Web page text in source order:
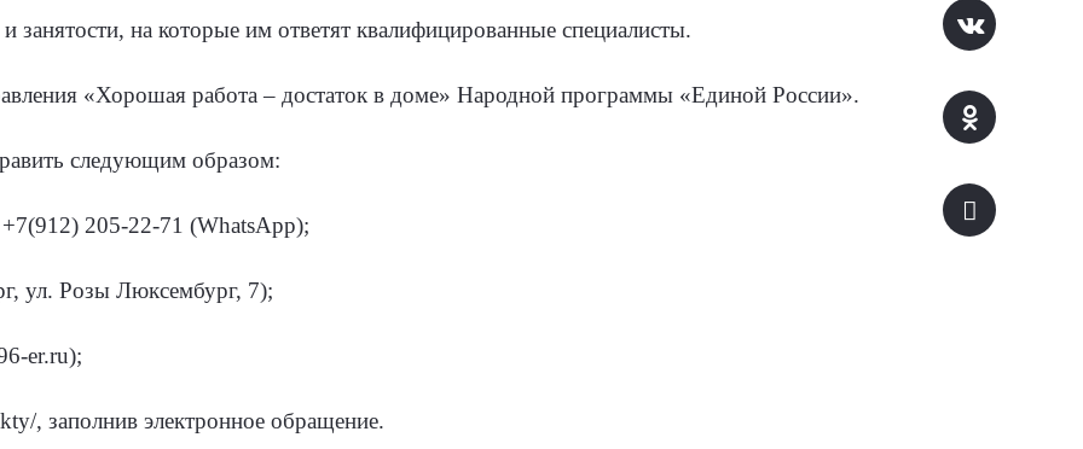
занятости, на которые им ответят квалифицированные специалисты.
«Хорошая работа – достаток в доме» Народной программы «Единой России».
следующим образом:
205-22-71 (WhatsApp);
ул. Розы Люксембург, 7);
er.ru);
, заполнив электронное обращение.